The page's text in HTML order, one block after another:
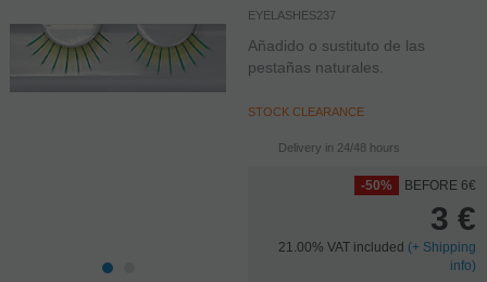
EYELASHES237
Añadido o sustituto de las
pestañas naturales.
STOCK CLEARANCE
Delivery in 24/48 hours
-50% BEFORE 6€
3 €
21.00% VAT included (+ Shipping
info)